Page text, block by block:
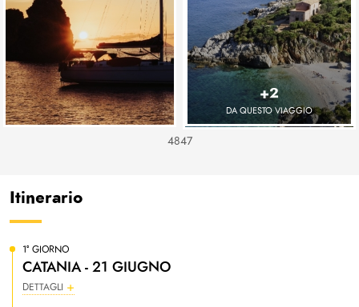
+2
DA QUESTO VIAGGIO
4847
Itinerario
1° GIORNO
CATANIA - 21 GIUGNO
DETTAGLI